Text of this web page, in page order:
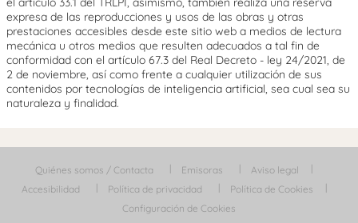
expresa de las reproducciones y usos de las obras y otras
prestaciones accesibles desde este sitio web a medios de lectura
mecánica u otros medios que resulten adecuados a tal fin de
conformidad con el artículo 67.3 del Real Decreto - ley 24/2021, de
2 de noviembre, así como frente a cualquier utilización de sus
contenidos por tecnologías de inteligencia artificial, sea cual sea su
naturaleza y finalidad.
Quiénes somos / Contacta Emisoras
Aviso legal
Accesibilidad
Política de privacidad
Política de Cookies
Configuración de Cookies